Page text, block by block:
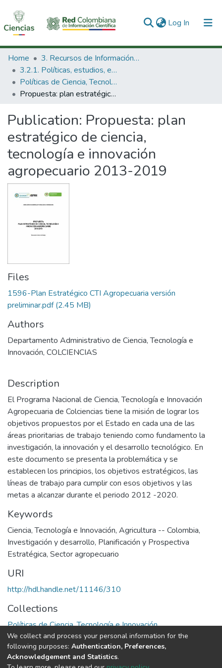
Log In (current)
Communities & Collections
All of DSpace
Statistics
Home
3. Recursos de Información Científica y Tecnológica
3.2.1. Políticas, estudios, evaluaciones e indicadores de CTeI
Políticas de Ciencia, Tecnología e Innovación
Propuesta: plan estratégico de ciencia, tecnología e innovación agropecuario 2013-2019
Publication: Propuesta: plan
estratégico de ciencia,
tecnología e innovación
agropecuario 2013-2019
Files
1596-Plan Estratégico CTI Agropecuaria versión
preliminar.pdf(2.45 MB)
Authors
Departamento Administrativo de Ciencia, Tecnología e
Innovación, COLCIENCIAS
Description
El Programa Nacional de Ciencia, Tecnología e Innovación
Agropecuaria de Colciencias tiene la misión de lograr los
objetivos propuestos por el Estado en cada una de las
áreas prioritarias de trabajo teniendo como fundamento la
investigación, la innovación y el desarrollo tecnológico. En
este documento se presenta la problemática y se
establecen los principios, los objetivos estratégicos, las
líneas de trabajo para cumplir con esos objetivos y las
metas a alcanzar durante el periodo 2012 -2020.
Keywords
Ciencia, Tecnología e Innovación, Agricultura -- Colombia,
Investigación y desarrollo, Planificación y Prospectiva
Estratégica, Sector agropecuario
URI
http://hdl.handle.net/11146/310
Collections
Políticas de Ciencia, Tecnología e Innovación
Full item page
We collect and process your personal information for the
following purposes: Authentication, Preferences,
Acknowledgement and Statistics.